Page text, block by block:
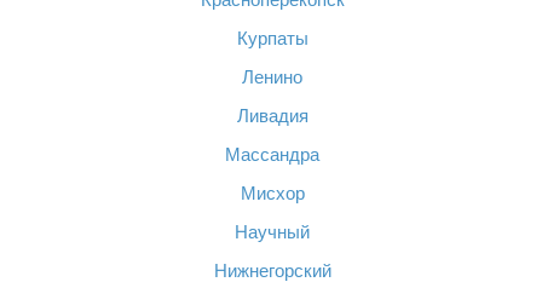
Курпаты
Ленино
Ливадия
Массандра
Мисхор
Научный
Нижнегорский